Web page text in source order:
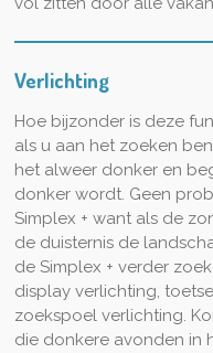
Verlichting
Hoe bijzonder is deze
als u aan het zoeken
het alweer donker en
donker wordt. Geen
Simplex + want als de
de duisternis de
de Simplex + verder
display verlichting,
zoekspoel verlichting.
die donkere avonden in